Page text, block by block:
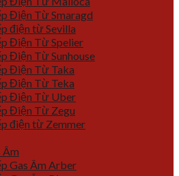
Điện Từ Smaragd
điện từ Sevilla
Điện Từ Spelier
Điện Từ Sunhouse
Điện Từ Taka
Điện Từ Teka
Điện Từ Uber
Điện Từ Zegu
điện từ Zemmer
Âm
Gas Âm Arber